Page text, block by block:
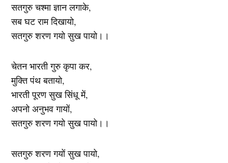
सतगुरु चश्मा ज्ञान लगाके,
सब घट राम दिखायो,
सतगुरु शरण गयो सुख पायो।।
चेतन भारती गुरु कृपा कर,
मुक्ति पंथ बतायो,
भारती पूरण सुख सिंधू में,
अपनो अनुभव गायों,
सतगुरु शरण गयो सुख पायो।।
सतगुरु शरण गयों सुख पायो,